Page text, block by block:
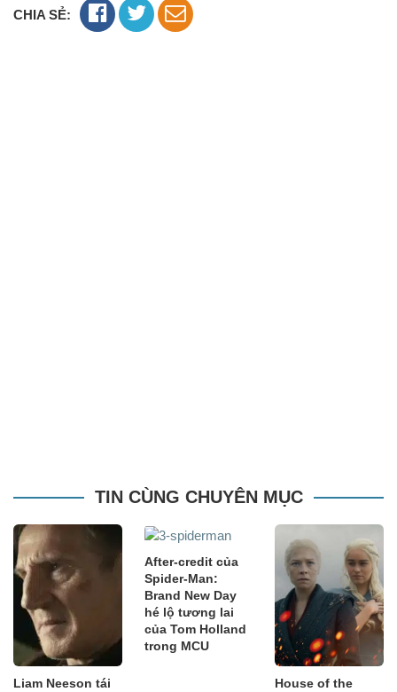
CHIA SẺ:
TIN CÙNG CHUYÊN MỤC
Liam Neeson tái
After-credit của
Spider-Man:
Brand New Day
hé lộ tương lai
của Tom Holland
trong MCU
House of the